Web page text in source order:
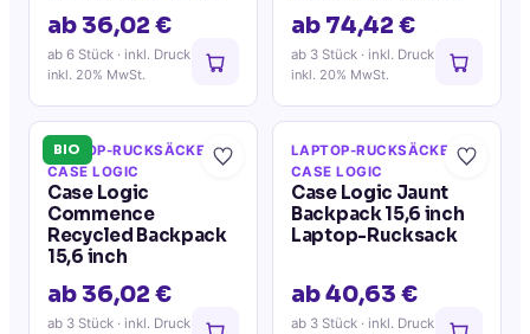
ab 36,02 €
ab 6 Stück · inkl. Druck
inkl. 20% MwSt.
ab 74,42 €
ab 3 Stück · inkl. Druck
inkl. 20% MwSt.
BIO
LAPTOP-RUCKSÄCKE ·
CASE LOGIC
Case Logic
Commence
Recycled Backpack
15,6 inch
ab 36,02 €
ab 3 Stück · inkl. Druck
LAPTOP-RUCKSÄCKE ·
CASE LOGIC
Case Logic Jaunt
Backpack 15,6 inch
Laptop-Rucksack
ab 40,63 €
ab 3 Stück · inkl. Druck